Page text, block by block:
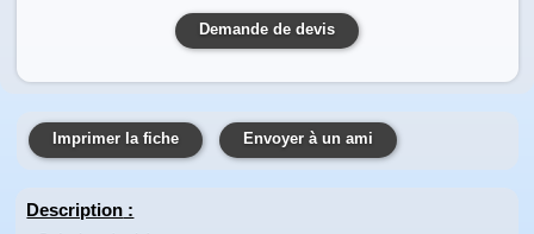
Demande de devis
Imprimer la fiche Envoyer à un ami
Description :